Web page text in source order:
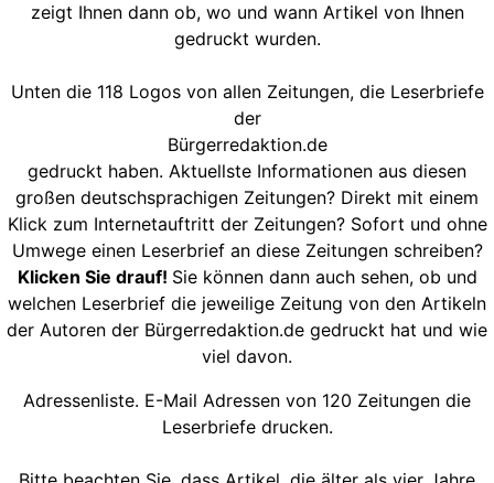
zeigt Ihnen dann ob, wo und wann Artikel von Ihnen
gedruckt wurden.
Unten die 118 Logos von allen Zeitungen, die Leserbriefe
der
Bürgerredaktion.de
gedruckt haben. Aktuellste Informationen aus diesen
großen deutschsprachigen Zeitungen? Direkt mit einem
Klick zum Internetauftritt der Zeitungen? Sofort und ohne
Umwege einen Leserbrief an diese Zeitungen schreiben?
Klicken Sie drauf! Sie können dann auch sehen, ob und
welchen Leserbrief die jeweilige Zeitung von den Artikeln
der Autoren der Bürgerredaktion.de gedruckt hat und wie
viel davon.
Adressenliste. E-Mail Adressen von 120 Zeitungen die
Leserbriefe drucken.